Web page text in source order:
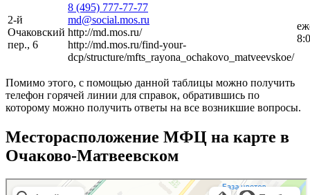
2-й
Очаковский
пер., 6
8 (495) 777-77-77
md@social.mos.ru
http://md.mos.ru/
http://md.mos.ru/find-your-
dcp/structure/mfts_rayona_ochakovo_matveevskoe/
Помимо этого, с помощью данной таблицы можно получить
телефон горячей линии для справок, обратившись по
которому можно получить ответы на все возникшие вопросы.
Месторасположение МФЦ на карте в
Очаково-Матвеевском